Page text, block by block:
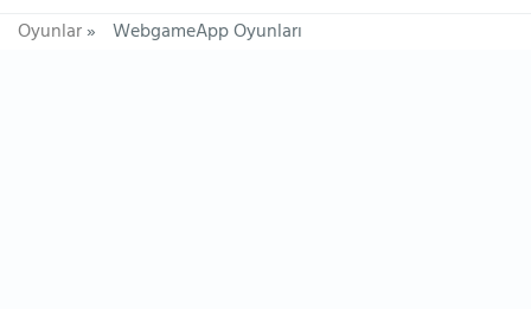
Oyunlar» WebgameApp Oyunları